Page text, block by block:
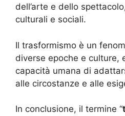
dell’arte e dello
culturali e sociali.
Il trasformismo è un
diverse epoche e culture,
capacità umana di
alle circostanze e alle
In conclusione, il termine “